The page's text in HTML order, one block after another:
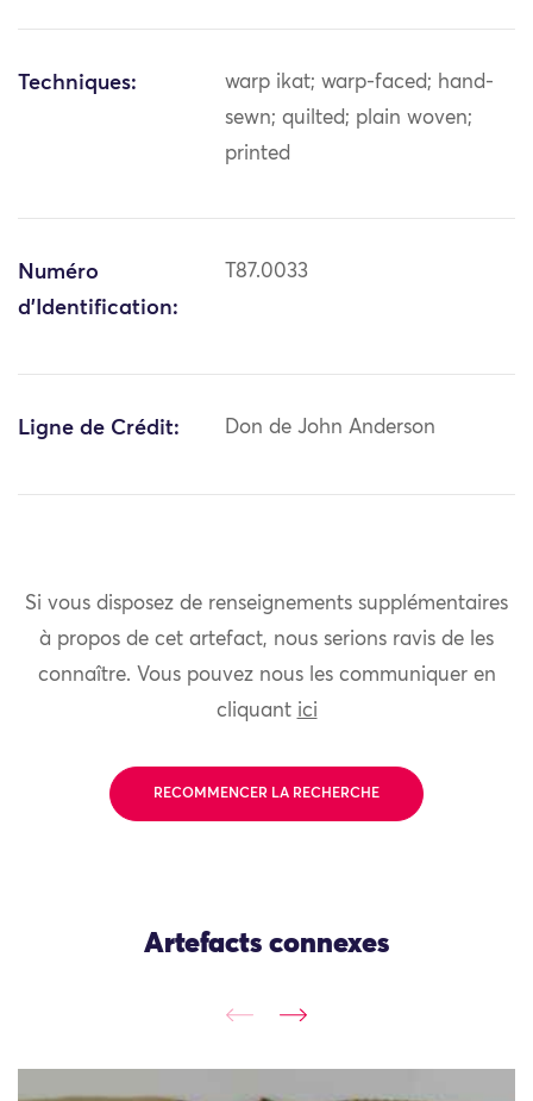
Techniques:
warp ikat; warp-faced; hand-
sewn; quilted; plain woven;
printed
Numéro
d'Identification:
T87.0033
Ligne de Crédit: Don de John Anderson
Si vous disposez de renseignements supplémentaires
à propos de cet artefact, nous serions ravis de les
connaître. Vous pouvez nous les communiquer en
cliquant ici
RECOMMENCER LA RECHERCHE
Artefacts connexes